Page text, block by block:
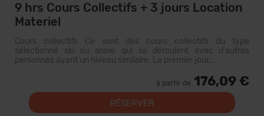
9 hrs Cours Collectifs + 3 jours Location
Materiel
Cours collectifs Ce sont des cours collectifs du type
sélectionné ski ou snow, qui se déroulent avec d'autres
personnes ayant un niveau similaire. Le premier jour,...
à partir de 176,09 €
RÉSERVER